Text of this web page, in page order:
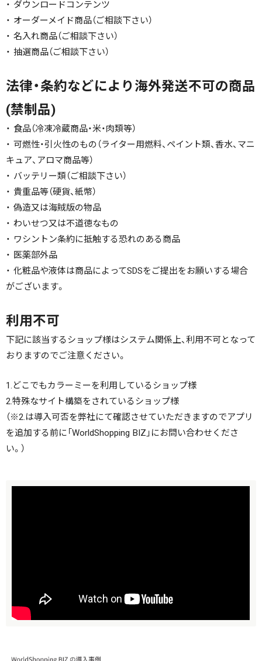
・ ダウンロードコンテンツ
・ オーダーメイド商品（ご相談下さい）
・ 名入れ商品（ご相談下さい）
・ 抽選商品（ご相談下さい）
法律・条約などにより海外発送不可の商品
(禁制品)
・ 食品（冷凍冷蔵商品・米・肉類等）
・ 可燃性・引火性のもの（ライター用燃料、ペイント類、香水、マニ
キュア、アロマ商品等）
・ バッテリー類（ご相談下さい）
・ 貴重品等（硬貨、紙幣）
・ 偽造又は海賊版の物品
・ わいせつ又は不道徳なもの
・ ワシントン条約に抵触する恐れのある商品
・ 医薬部外品
・ 化粧品や液体は商品によってSDSをご提出をお願いする場合
がございます。
利用不可
下記に該当するショップ様はシステム関係上、利用不可となって
おりますのでご注意ください。
1.どこでもカラーミーを利用しているショップ様
2.特殊なサイト構築をされているショップ様
（※2.は導入可否を弊社にて確認させていただきますのでアプリ
を追加する前に「WorldShopping BIZ」にお問い合わせくださ
い。）